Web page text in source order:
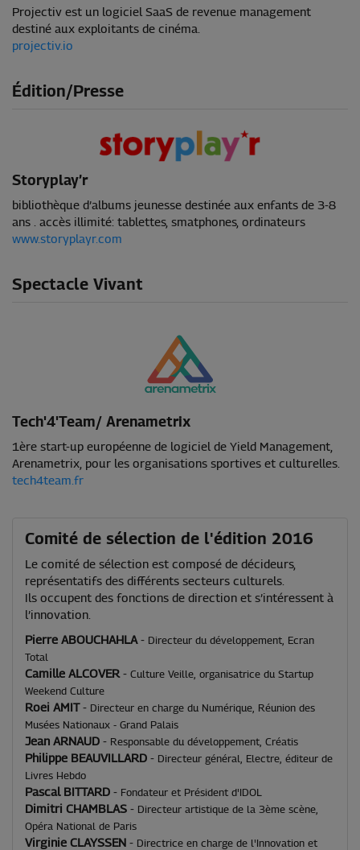
Projectiv est un logiciel SaaS de revenue management
destiné aux exploitants de cinéma.
projectiv.io
Édition/Presse
Storyplay’r
bibliothèque d’albums jeunesse destinée aux enfants de 3-8
ans . accès illimité: tablettes, smatphones, ordinateurs
www.storyplayr.com
Spectacle Vivant
Tech'4'Team/ Arenametrix
1ère start-up européenne de logiciel de Yield Management,
Arenametrix, pour les organisations sportives et culturelles.
tech4team.fr
Comité de sélection de l'édition 2016
Le comité de sélection est composé de décideurs,
représentatifs des différents secteurs culturels.
Ils occupent des fonctions de direction et s’intéressent à
l’innovation.
Pierre ABOUCHAHLA - Directeur du développement, Ecran
Total
Camille ALCOVER - Culture Veille, organisatrice du Startup
Weekend Culture
Roei AMIT - Directeur en charge du Numérique, Réunion des
Musées Nationaux - Grand Palais
Jean ARNAUD - Responsable du développement, Créatis
Philippe BEAUVILLARD - Directeur général, Electre, éditeur de
Livres Hebdo
Pascal BITTARD - Fondateur et Président d'IDOL
Dimitri CHAMBLAS - Directeur artistique de la 3ème scène,
Opéra National de Paris
Virginie CLAYSSEN - Directrice en charge de l'Innovation et